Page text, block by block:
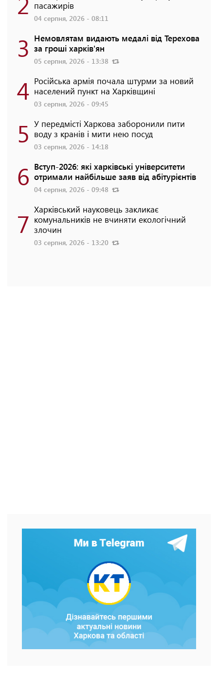
пасажирів
04 серпня, 2026 - 08:11
3 Немовлятам видають медалі від Терехова
за гроші харків'ян
05 серпня, 2026 - 13:38
4 Російська армія почала штурми за новий
населений пункт на Харківщині
03 серпня, 2026 - 09:45
5 У передмісті Харкова заборонили пити
воду з кранів і мити нею посуд
03 серпня, 2026 - 14:18
6 Вступ-2026: які харківські університети
отримали найбільше заяв від абітурієнтів
04 серпня, 2026 - 09:48
7 Харківський науковець закликає
комунальників не вчиняти екологічний
злочин
03 серпня, 2026 - 13:20